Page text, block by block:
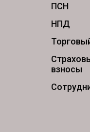
ПСН
НПД
взносы